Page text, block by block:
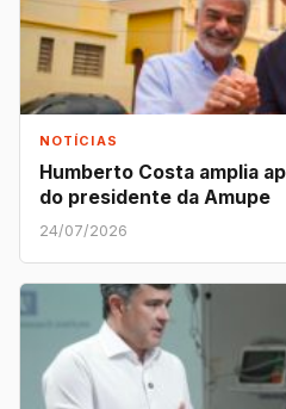
NOTÍCIAS
Humberto Costa amplia
do presidente da Amupe
24/07/2026